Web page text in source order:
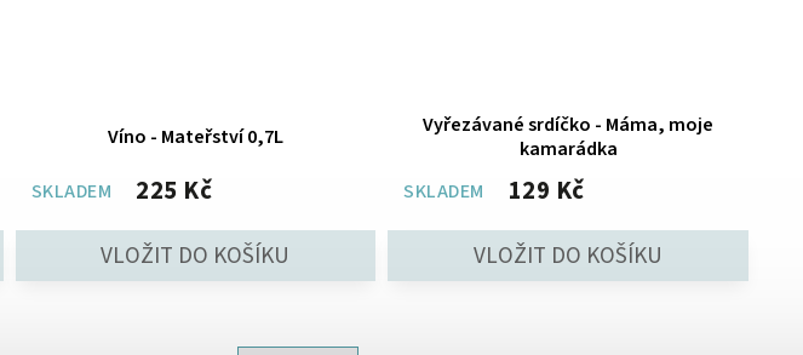
Víno - Mateřství 0,7L
SKLADEM 225 Kč
Vyřezávané srdíčko - Máma, moje
kamarádka
SKLADEM
129 Kč